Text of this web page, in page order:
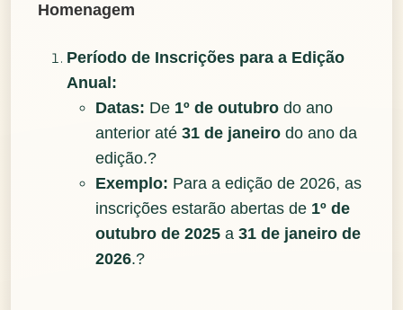
Homenagem
Período de Inscrições para a Edição
Anual:
Datas: De 1º de outubro do ano
anterior até 31 de janeiro do ano da
edição.?
Exemplo: Para a edição de 2026, as
inscrições estarão abertas de 1º de
outubro de 2025 a 31 de janeiro de
2026.?